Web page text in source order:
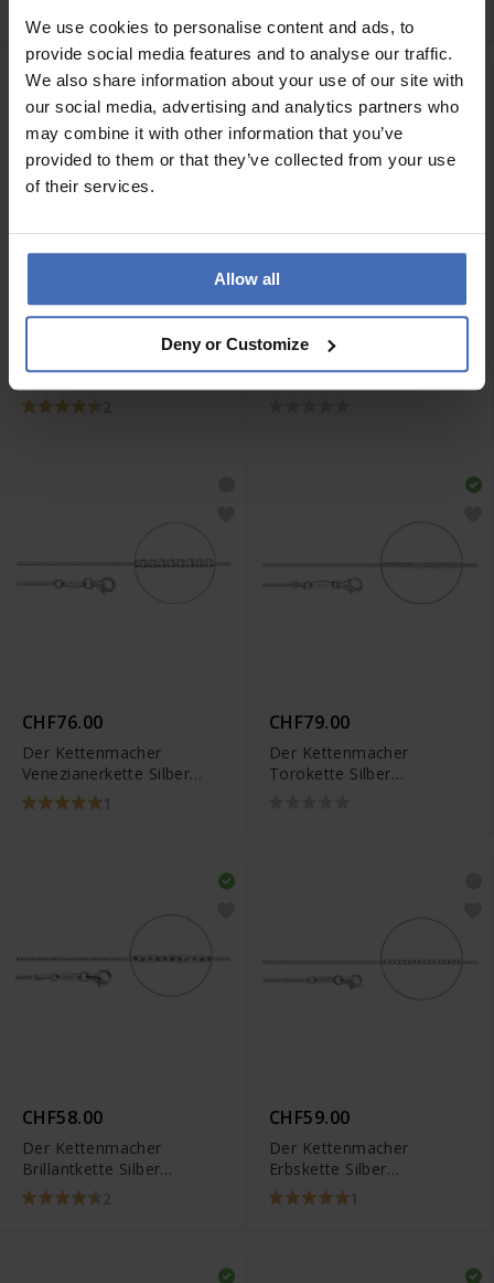
We use cookies to personalise content and ads, to
provide social media features and to analyse our traffic.
We also share information about your use of our site with
our social media, advertising and analytics partners who
may combine it with other information that you’ve
provided to them or that they’ve collected from your use
of their services.
Allow all
Deny or Customize
CHF93.00
Ankerkette Oval Roségold
CHF59.00
Der Kettenmacher
Magnetverschluss
CHF76.00
Der Kettenmacher
Venezianerkette Silber
Diamantiert1
CHF79.00
Der Kettenmacher
Torokette Silber
CHF58.00
Der Kettenmacher
Brillantkette Silber
Diamantiert2
CHF59.00
Der Kettenmacher
Erbskette Silber
Diamantiert1